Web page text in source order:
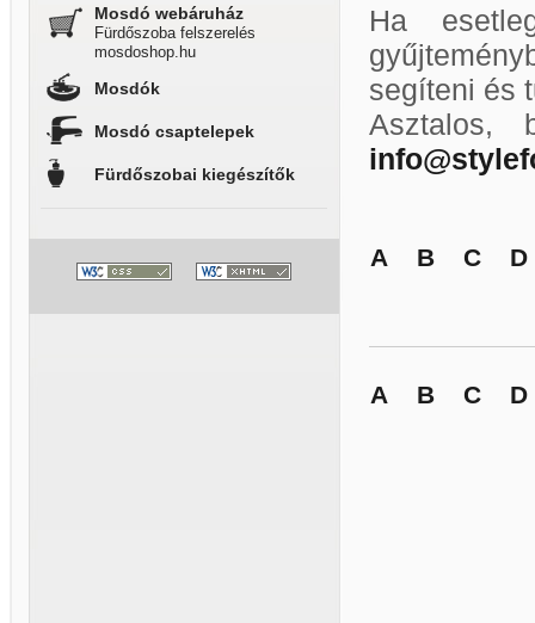
Mosdó webáruház
Fürdőszoba felszerelés
mosdoshop.hu
Mosdók
Mosdó csaptelepek
Fürdőszobai kiegészítők
Ha
segíteni és
Asztalos,
A B C D
A B C D